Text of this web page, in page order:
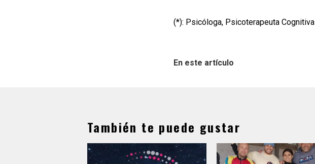
(*): Psicóloga, Psicoterapeuta Cognitiva
En este artículo
También te puede gustar